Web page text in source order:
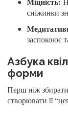
сніжинки
заспокоює
Азбука
форми
Перш ніж
створювати її